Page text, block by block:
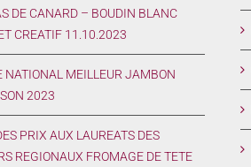
DE CANARD – BOUDIN BLANC
CREATIF 11.10.2023
NATIONAL MEILLEUR JAMBON
2023
PRIX AUX LAUREATS DES
REGIONAUX FROMAGE DE TETE